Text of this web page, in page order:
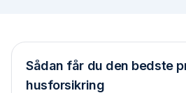
Sådan får du den bedste
husforsikring